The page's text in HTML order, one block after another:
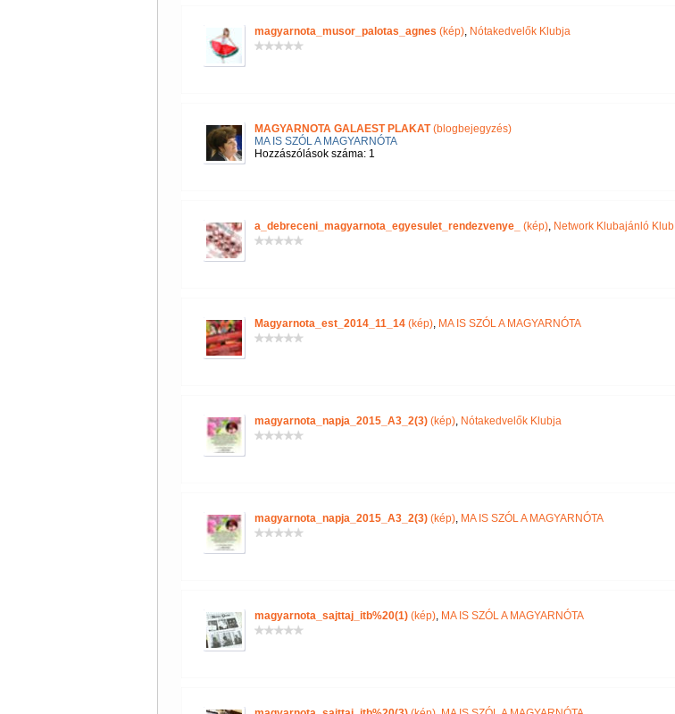
magyarnota_musor_palotas_agnes (kép), Nótakedvelők Klubja
MAGYARNOTA GALAEST PLAKAT(blogbejegyzés)
MA IS SZÓL A MAGYARNÓTA
Hozzászólások száma: 1
a_debreceni_magyarnota_egyesulet_rendezvenye_ (kép), Network Klubajánló Klub
Magyarnota_est_2014_11_14(kép), MA IS SZÓL A MAGYARNÓTA
magyarnota_napja_2015_A3_2(3)(kép), Nótakedvelők Klubja
magyarnota_napja_2015_A3_2(3)(kép), MA IS SZÓL A MAGYARNÓTA
magyarnota_sajttaj_itb%20(1)(kép), MA IS SZÓL A MAGYARNÓTA